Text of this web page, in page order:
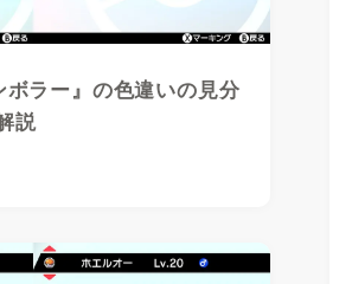
ラー』の色違いの見分
説